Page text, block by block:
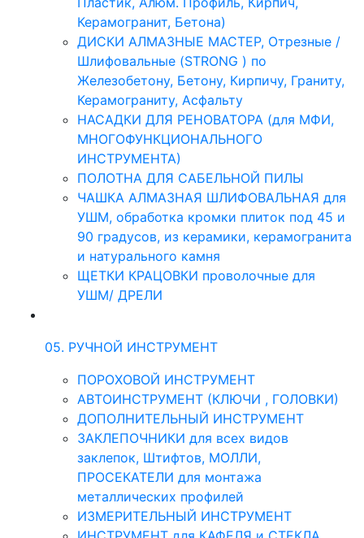
Керамогранит, Бетона)
ДИСКИ АЛМАЗНЫЕ МАСТЕР, Отрезные /
Шлифовальные (STRONG ) по
Железобетону, Бетону, Кирпичу, Граниту,
Керамограниту, Асфальту
НАСАДКИ ДЛЯ РЕНОВАТОРА (для МФИ,
МНОГОФУНКЦИОНАЛЬНОГО
ИНСТРУМЕНТА)
ПОЛОТНА ДЛЯ САБЕЛЬНОЙ ПИЛЫ
ЧАШКА АЛМАЗНАЯ ШЛИФОВАЛЬНАЯ для
УШМ, обработка кромки плиток под 45 и
90 градусов, из керамики, керамогранита
и натурального камня
ЩЕТКИ КРАЦОВКИ проволочные для
УШМ/ ДРЕЛИ
05. РУЧНОЙ ИНСТРУМЕНТ
ПОРОХОВОЙ ИНСТРУМЕНТ
АВТОИНСТРУМЕНТ (КЛЮЧИ , ГОЛОВКИ)
ДОПОЛНИТЕЛЬНЫЙ ИНСТРУМЕНТ
ЗАКЛЕПОЧНИКИ для всех видов
заклепок, Штифтов, МОЛЛИ,
ПРОСЕКАТЕЛИ для монтажа
металлических профилей
ИЗМЕРИТЕЛЬНЫЙ ИНСТРУМЕНТ